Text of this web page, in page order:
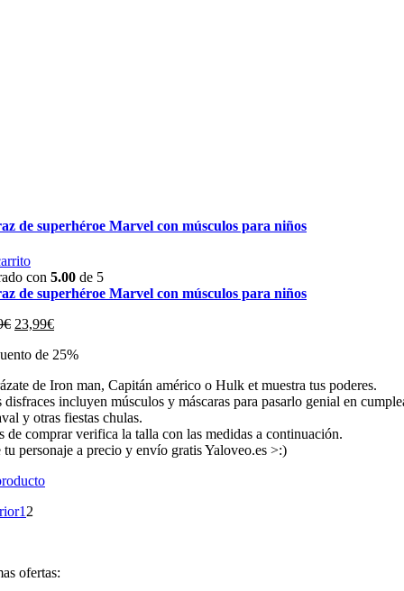
de superhéroe Marvel con músculos para niños
con 5.00 de 5
de superhéroe Marvel con músculos para niños
€ El
original
31,99€.
23,99€El
actual
23,99€.
de 25%
de Iron man, Capitán américo o Hulk et muestra tus poderes.
disfraces incluyen músculos y máscaras para pasarlo genial en
y otras fiestas chulas.
de comprar verifica la talla con las medidas a continuación.
tu personaje a precio y envío gratis Yaloveo.es >:)
1 2
ofertas: